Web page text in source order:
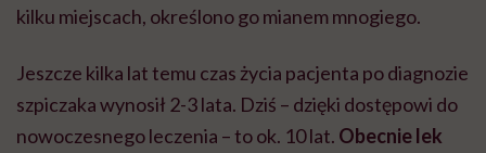
kilku miejscach, określono go mianem mnogiego.
Jeszcze kilka lat temu czas życia pacjenta po diagnozie
szpiczaka wynosił 2-3 lata. Dziś – dzięki dostępowi do
nowoczesnego leczenia – to ok. 10 lat. Obecnie lek